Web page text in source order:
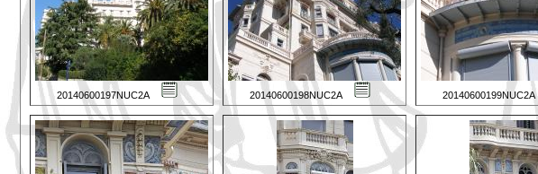
20140600197NUC2A 20140600198NUC2A 20140600199NUC2A